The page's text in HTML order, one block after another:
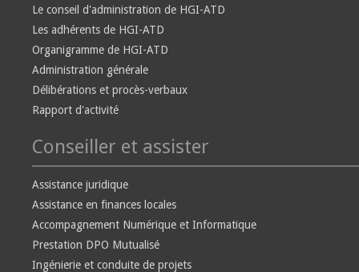
Le conseil d'administration de HGI-ATD
Les adhérents de HGI-ATD
Organigramme de HGI-ATD
Administration générale
Délibérations et procès-verbaux
Rapport d'activité
Conseiller et assister
Assistance juridique
Assistance en finances locales
Accompagnement Numérique et Informatique
Prestation DPO Mutualisé
Ingénierie et conduite de projets